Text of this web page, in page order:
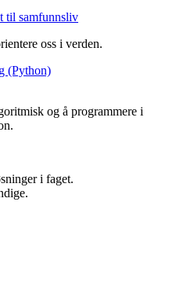
til samfunnsliv
oss i verden.
(Python)
og å programmere i
i faget.